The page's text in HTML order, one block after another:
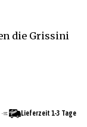
die Grissini
Lieferzeit 1-3 Tage